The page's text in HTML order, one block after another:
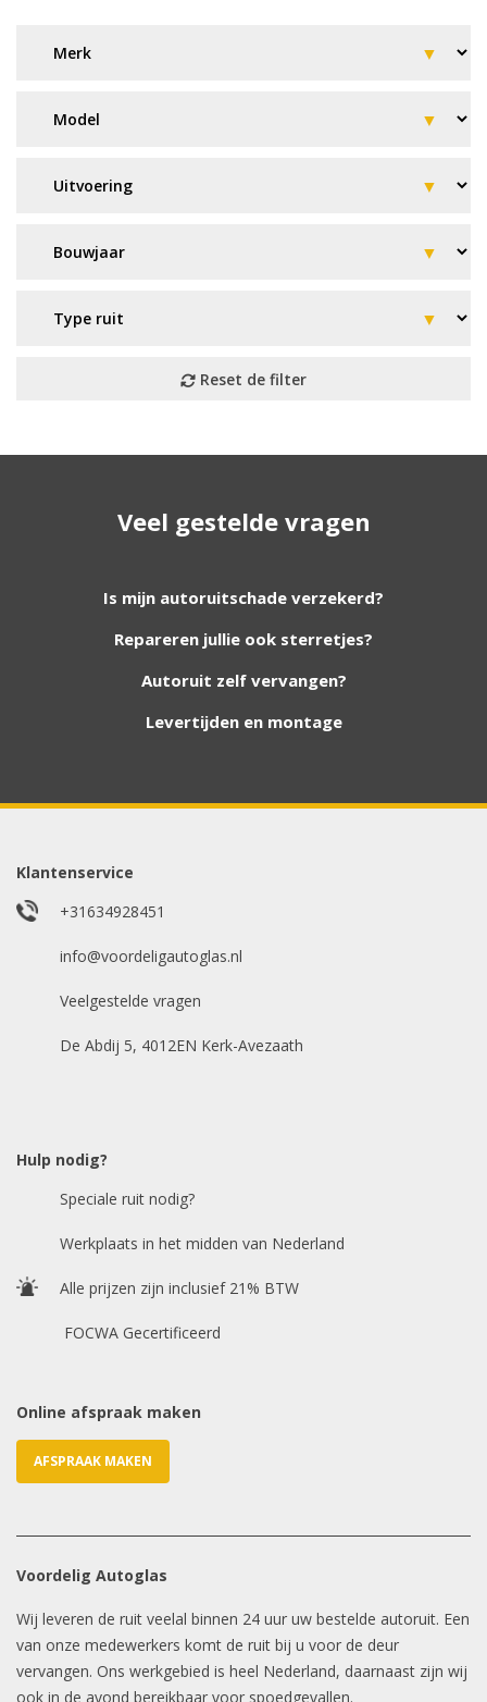
verder!
Wij zijn continu bezig met het toevoegen van
ruit er niet tussen? Grote kans dat wij deze wel
hebben. Vul het formulier in en wij nemen
whatsappje met foto van de ruit en uw auto
Uw merk auto
Bouwjaar
E-mailadres *
Veel gestelde vragen
Is mijn autoruitschade verzekerd?
Repareren jullie ook sterretjes?
Autoruit zelf vervangen?
Levertijden en montage
Klantenservice
+31634928451
info@voordeligautoglas.nl
Veelgestelde vragen
De Abdij 5, 4012EN Kerk-Avezaath
Hulp nodig?
Speciale ruit nodig?
Werkplaats in het midden van Nederland
Alle prijzen zijn inclusief 21% BTW
FOCWA Gecertificeerd
Online afspraak maken
AFSPRAAK MAKEN
Voordelig Autoglas
Wij leveren de ruit veelal binnen 24 uur uw bestelde autoruit. Een
van onze medewerkers komt de ruit bij u voor de deur
vervangen. Ons werkgebied is heel Nederland, daarnaast zijn wij
ook in de avond bereikbaar voor spoedgevallen.